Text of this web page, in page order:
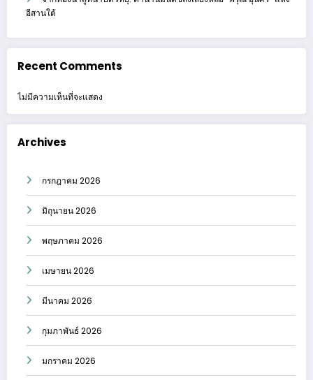
อีสานใต้
Recent Comments
ไม่มีความเห็นที่จะแสดง
Archives
กรกฎาคม 2026
มิถุนายน 2026
พฤษภาคม 2026
เมษายน 2026
มีนาคม 2026
กุมภาพันธ์ 2026
มกราคม 2026